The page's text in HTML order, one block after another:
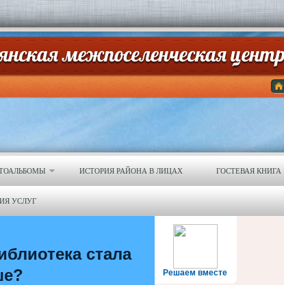
ИСТОРИЯ РАЙОНА В ЛИЦАХ ГОСТЕВАЯ КНИГА
УСЛУГ
Решаем вместе
стала